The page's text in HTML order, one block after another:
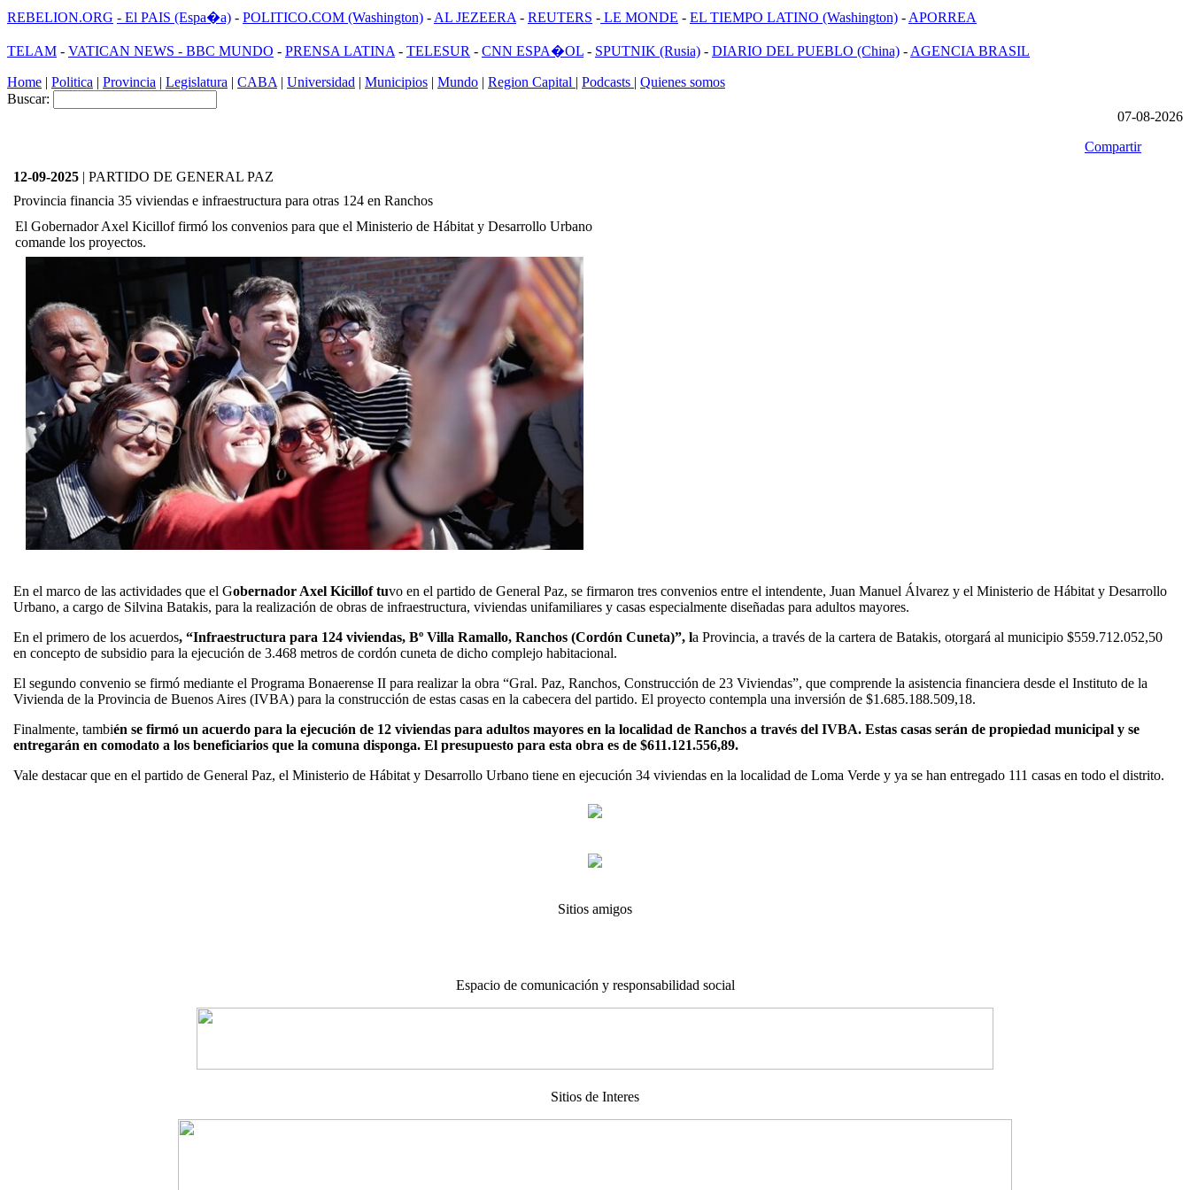
REBELION.ORG - El PAIS (Espa�a) - POLITICO.COM (Washington) - AL JEZEERA - REUTERS - LE MONDE - EL TIEMPO LATINO (Washington) - APORREA
TELAM - VATICAN NEWS - BBC MUNDO - PRENSA LATINA - TELESUR - CNN ESPA�OL - SPUTNIK (Rusia) - DIARIO DEL PUEBLO (China) - AGENCIA BRASIL
Home | Politica | Provincia | Legislatura | CABA | Universidad | Municipios | Mundo | Region Capital | Podcasts | Quienes somos
Buscar:
07-08-2026
Compartir
12-09-2025 | PARTIDO DE GENERAL PAZ
Provincia financia 35 viviendas e infraestructura para otras 124 en Ranchos
El Gobernador Axel Kicillof firmó los convenios para que el Ministerio de Hábitat y Desarrollo Urbano
comande los proyectos.
En el marco de las actividades que el Gobernador Axel Kicillof tuvo en el partido de General Paz, se firmaron tres convenios entre el intendente, Juan Manuel Álvarez y el Ministerio de Hábitat y Desarrollo
Urbano, a cargo de Silvina Batakis, para la realización de obras de infraestructura, viviendas unifamiliares y casas especialmente diseñadas para adultos mayores.
En el primero de los acuerdos, “Infraestructura para 124 viviendas, Bº Villa Ramallo, Ranchos (Cordón Cuneta)”, la Provincia, a través de la cartera de Batakis, otorgará al municipio $559.712.052,50
en concepto de subsidio para la ejecución de 3.468 metros de cordón cuneta de dicho complejo habitacional.
El segundo convenio se firmó mediante el Programa Bonaerense II para realizar la obra “Gral. Paz, Ranchos, Construcción de 23 Viviendas”, que comprende la asistencia financiera desde el Instituto de la
Vivienda de la Provincia de Buenos Aires (IVBA) para la construcción de estas casas en la cabecera del partido. El proyecto contempla una inversión de $1.685.188.509,18.
Finalmente, también se firmó un acuerdo para la ejecución de 12 viviendas para adultos mayores en la localidad de Ranchos a través del IVBA. Estas casas serán de propiedad municipal y se
entregarán en comodato a los beneficiarios que la comuna disponga. El presupuesto para esta obra es de $611.121.556,89.
Vale destacar que en el partido de General Paz, el Ministerio de Hábitat y Desarrollo Urbano tiene en ejecución 34 viviendas en la localidad de Loma Verde y ya se han entregado 111 casas en todo el distrito.
Sitios amigos
Espacio de comunicación y responsabilidad social
Sitios de Interes